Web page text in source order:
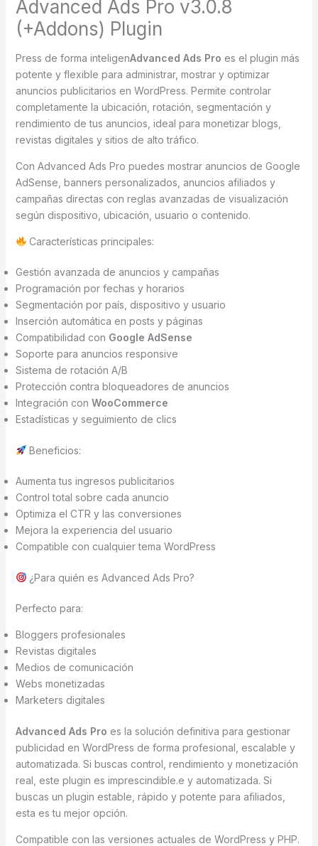
Advanced Ads Pro v3.0.8
(+Addons) Plugin
Press de forma inteligenAdvanced Ads Pro es el plugin más
potente y flexible para administrar, mostrar y optimizar
anuncios publicitarios en WordPress. Permite controlar
completamente la ubicación, rotación, segmentación y
rendimiento de tus anuncios, ideal para monetizar blogs,
revistas digitales y sitios de alto tráfico.
Con Advanced Ads Pro puedes mostrar anuncios de Google
AdSense, banners personalizados, anuncios afiliados y
campañas directas con reglas avanzadas de visualización
según dispositivo, ubicación, usuario o contenido.
Características principales:
Gestión avanzada de anuncios y campañas
Programación por fechas y horarios
Segmentación por país, dispositivo y usuario
Inserción automática en posts y páginas
Compatibilidad con Google AdSense
Soporte para anuncios responsive
Sistema de rotación A/B
Protección contra bloqueadores de anuncios
Integración con WooCommerce
Estadísticas y seguimiento de clics
Beneficios:
Aumenta tus ingresos publicitarios
Control total sobre cada anuncio
Optimiza el CTR y las conversiones
Mejora la experiencia del usuario
Compatible con cualquier tema WordPress
¿Para quién es Advanced Ads Pro?
Perfecto para:
Bloggers profesionales
Revistas digitales
Medios de comunicación
Webs monetizadas
Marketers digitales
Advanced Ads Pro es la solución definitiva para gestionar
publicidad en WordPress de forma profesional, escalable y
automatizada. Si buscas control, rendimiento y monetización
real, este plugin es imprescindible.e y automatizada. Si
buscas un plugin estable, rápido y potente para afiliados,
esta es tu mejor opción.
Compatible con las versiones actuales de WordPress y PHP.